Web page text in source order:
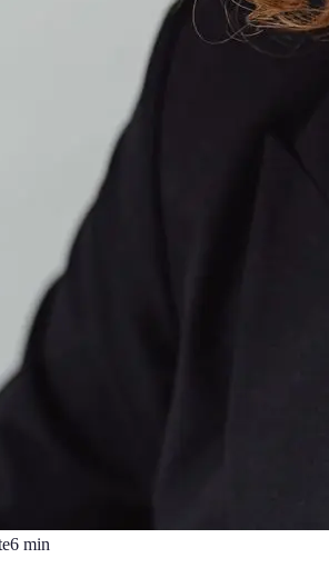
6 min